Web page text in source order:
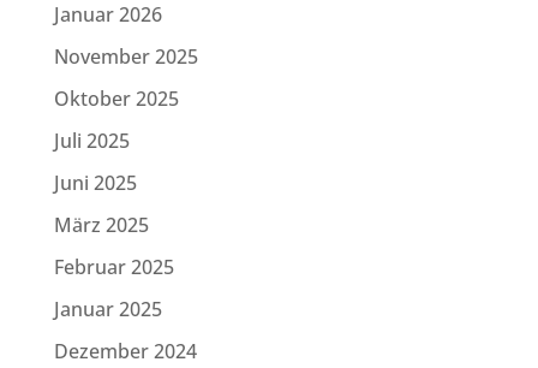
Januar 2026
November 2025
Oktober 2025
Juli 2025
Juni 2025
März 2025
Februar 2025
Januar 2025
Dezember 2024